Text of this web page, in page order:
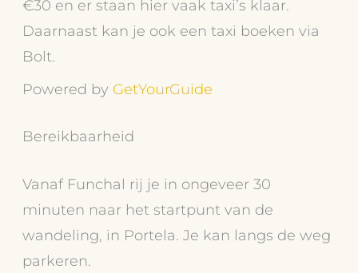
€30 en er staan hier vaak taxi’s klaar.
Daarnaast kan je ook een taxi boeken via
Bolt.
Powered by GetYourGuide
Bereikbaarheid
Vanaf Funchal rij je in ongeveer 30
minuten naar het startpunt van de
wandeling, in Portela. Je kan langs de weg
parkeren.